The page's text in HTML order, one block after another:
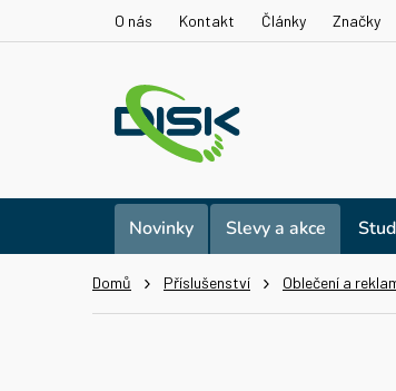
O nás Kontakt Články Značky
Novinky Slevy a akce
Domů Příslušenství Oblečení a